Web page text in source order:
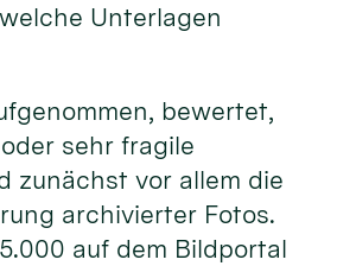
Unterlagen
bewertet,
sehr fragile
zunächst vor allem die
archivierter Fotos.
auf dem Bildportal